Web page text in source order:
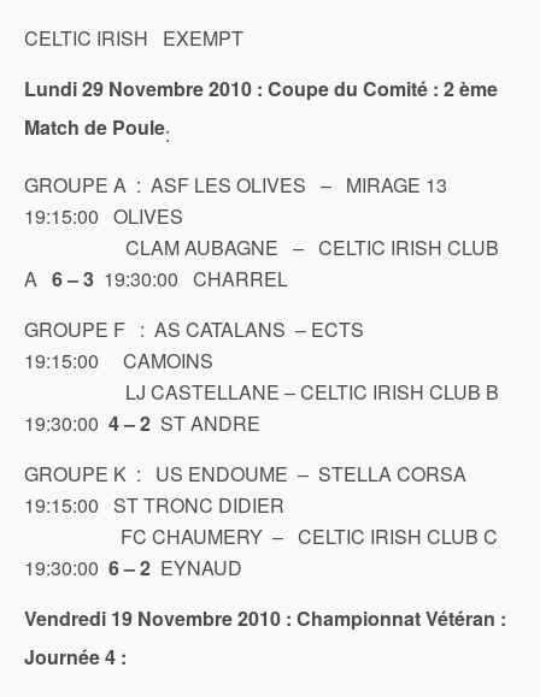
CELTIC IRISH EXEMPT
Lundi 29 Novembre 2010 : Coupe du Comité : 2 ème
Match de Poule:
GROUPE A : ASF LES OLIVES – MIRAGE 13
19:15:00 OLIVES
CLAM AUBAGNE – CELTIC IRISH CLUB
A 6 – 3 19:30:00 CHARREL
GROUPE F : AS CATALANS – ECTS
19:15:00 CAMOINS
LJ CASTELLANE – CELTIC IRISH CLUB B
19:30:00 4 – 2 ST ANDRE
GROUPE K : US ENDOUME – STELLA CORSA
19:15:00 ST TRONC DIDIER
FC CHAUMERY – CELTIC IRISH CLUB C
19:30:00 6 – 2 EYNAUD
Vendredi 19 Novembre 2010 : Championnat Vétéran :
Journée 4 :